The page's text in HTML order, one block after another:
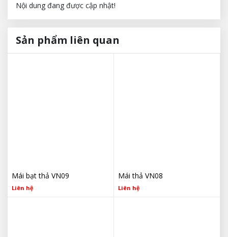
Nội dung đang được cập nhật!
Sản phẩm liên quan
Mái bạt thả VN09
Liên hệ
Mái thả VN08
Liên hệ